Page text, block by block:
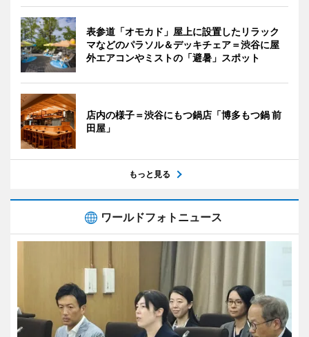
表参道「オモカド」屋上に設置したリラック
マなどのパラソル＆デッキチェア＝渋谷に屋
外エアコンやミストの「避暑」スポット
店内の様子＝渋谷にもつ鍋店「博多もつ鍋 前
田屋」
もっと見る
ワールドフォトニュース